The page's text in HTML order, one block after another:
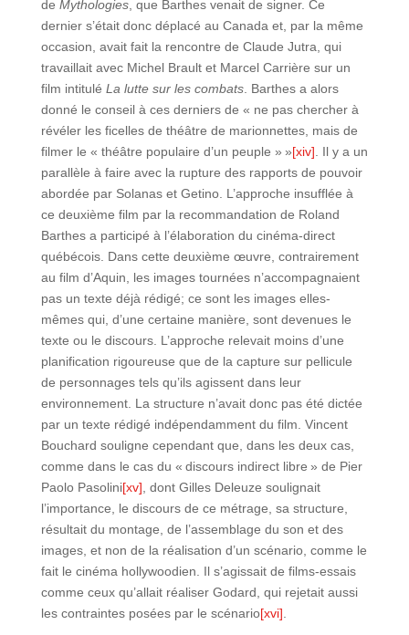
de Mythologies, que Barthes venait de signer. Ce
dernier s’était donc déplacé au Canada et, par la même
occasion, avait fait la rencontre de Claude Jutra, qui
travaillait avec Michel Brault et Marcel Carrière sur un
film intitulé La lutte sur les combats. Barthes a alors
donné le conseil à ces derniers de « ne pas chercher à
révéler les ficelles de théâtre de marionnettes, mais de
filmer le « théâtre populaire d’un peuple » »[xiv]. Il y a un
parallèle à faire avec la rupture des rapports de pouvoir
abordée par Solanas et Getino. L’approche insufflée à
ce deuxième film par la recommandation de Roland
Barthes a participé à l’élaboration du cinéma-direct
québécois. Dans cette deuxième œuvre, contrairement
au film d’Aquin, les images tournées n’accompagnaient
pas un texte déjà rédigé; ce sont les images elles-
mêmes qui, d’une certaine manière, sont devenues le
texte ou le discours. L’approche relevait moins d’une
planification rigoureuse que de la capture sur pellicule
de personnages tels qu’ils agissent dans leur
environnement. La structure n’avait donc pas été dictée
par un texte rédigé indépendamment du film. Vincent
Bouchard souligne cependant que, dans les deux cas,
comme dans le cas du « discours indirect libre » de Pier
Paolo Pasolini[xv], dont Gilles Deleuze soulignait
l’importance, le discours de ce métrage, sa structure,
résultait du montage, de l’assemblage du son et des
images, et non de la réalisation d’un scénario, comme le
fait le cinéma hollywoodien. Il s’agissait de films-essais
comme ceux qu’allait réaliser Godard, qui rejetait aussi
les contraintes posées par le scénario[xvi].